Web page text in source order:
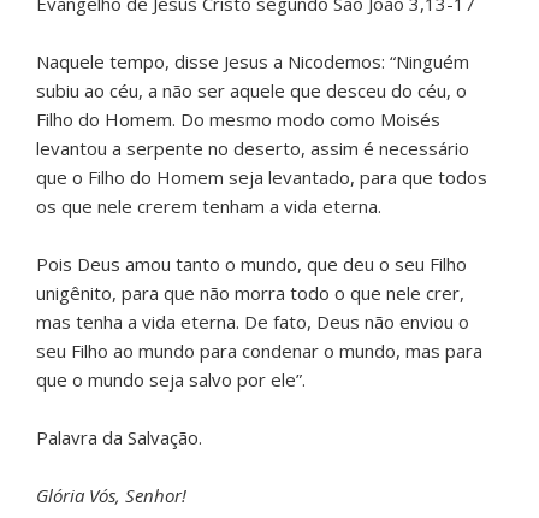
Naquele tempo, disse Jesus a Nicodemos: “Ninguém
subiu ao céu, a não ser aquele que desceu do céu, o
Filho do Homem. Do mesmo modo como Moisés
levantou a serpente no deserto, assim é necessário
que o Filho do Homem seja levantado, para que todos
os que nele crerem tenham a vida eterna.
Pois Deus amou tanto o mundo, que deu o seu Filho
unigênito, para que não morra todo o que nele crer,
mas tenha a vida eterna. De fato, Deus não enviou o
seu Filho ao mundo para condenar o mundo, mas para
que o mundo seja salvo por ele”.
Palavra da Salvação.
Glória Vós, Senhor!